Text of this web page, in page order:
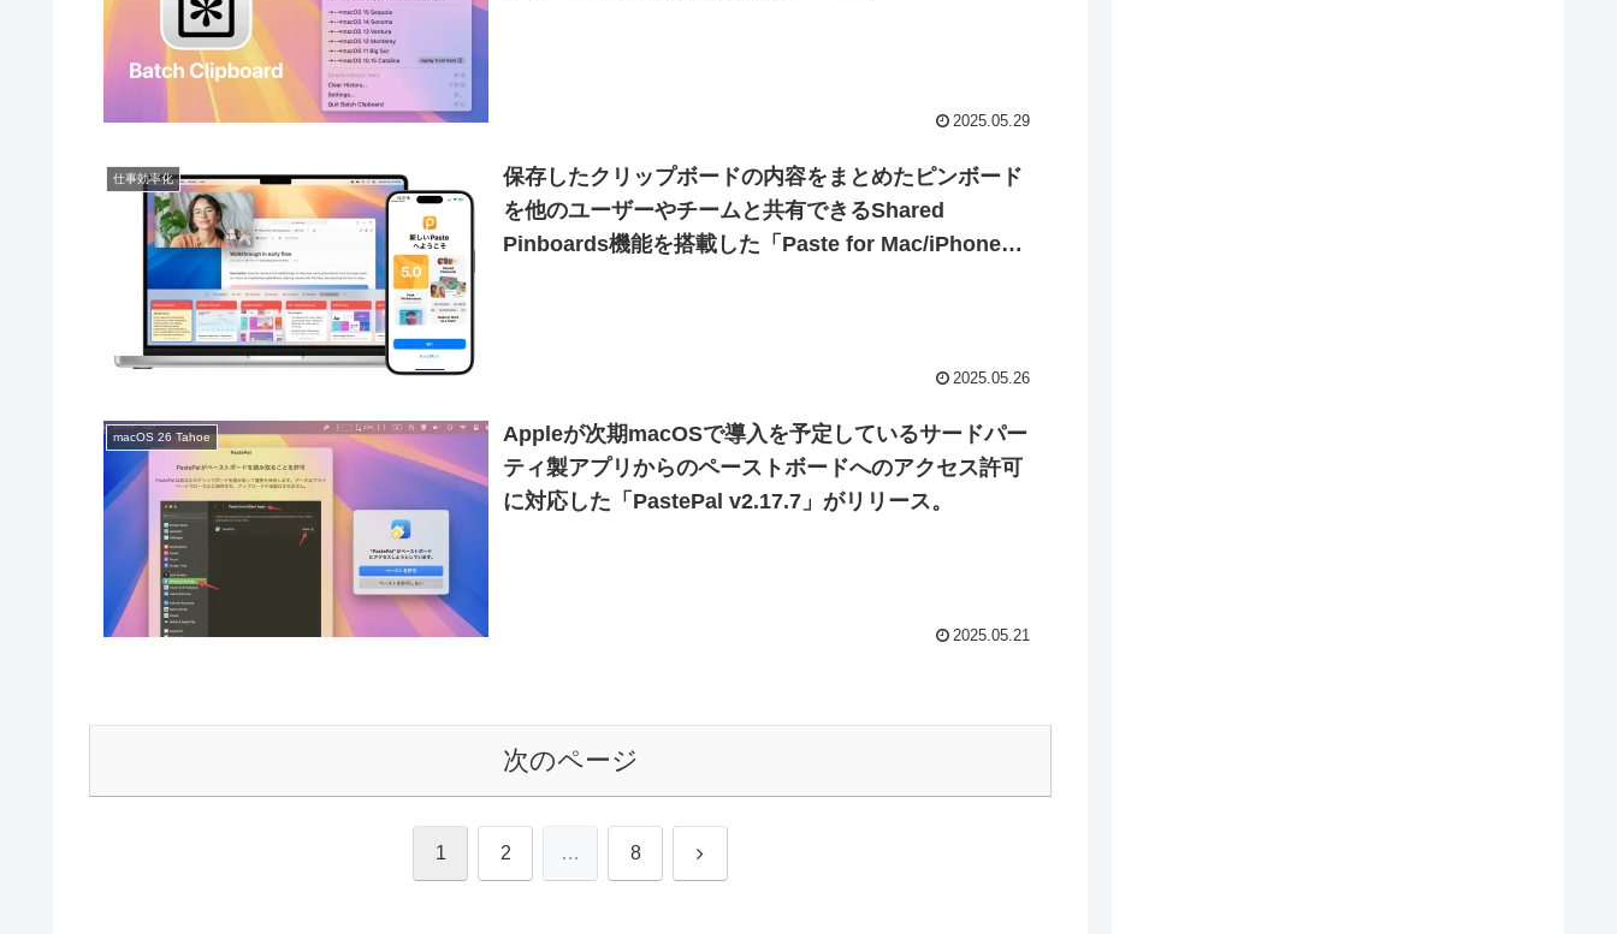
2025.05.29
仕事効率化
保存したクリップボードの内容をまとめたピンボード
を他のユーザーやチームと共有できるShared
Pinboards機能を搭載した「Paste for Mac/iPhone
2025.05.26
macOS 26 Tahoe
Appleが次期macOSで導入を予定しているサードパー
ティ製アプリからのペーストボードへのアクセス許可
に対応した「PastePal v2.17.7」がリリース。
2025.05.21
次のページ
1 2 … 8 次